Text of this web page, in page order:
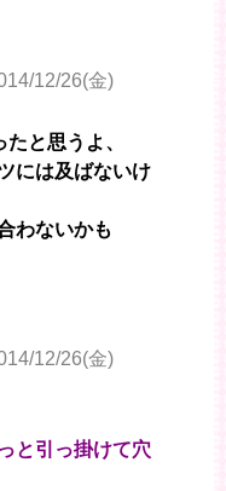
12/26(金)
と思うよ、
には及ばないけ
わないかも
12/26(金)
と引っ掛けて穴